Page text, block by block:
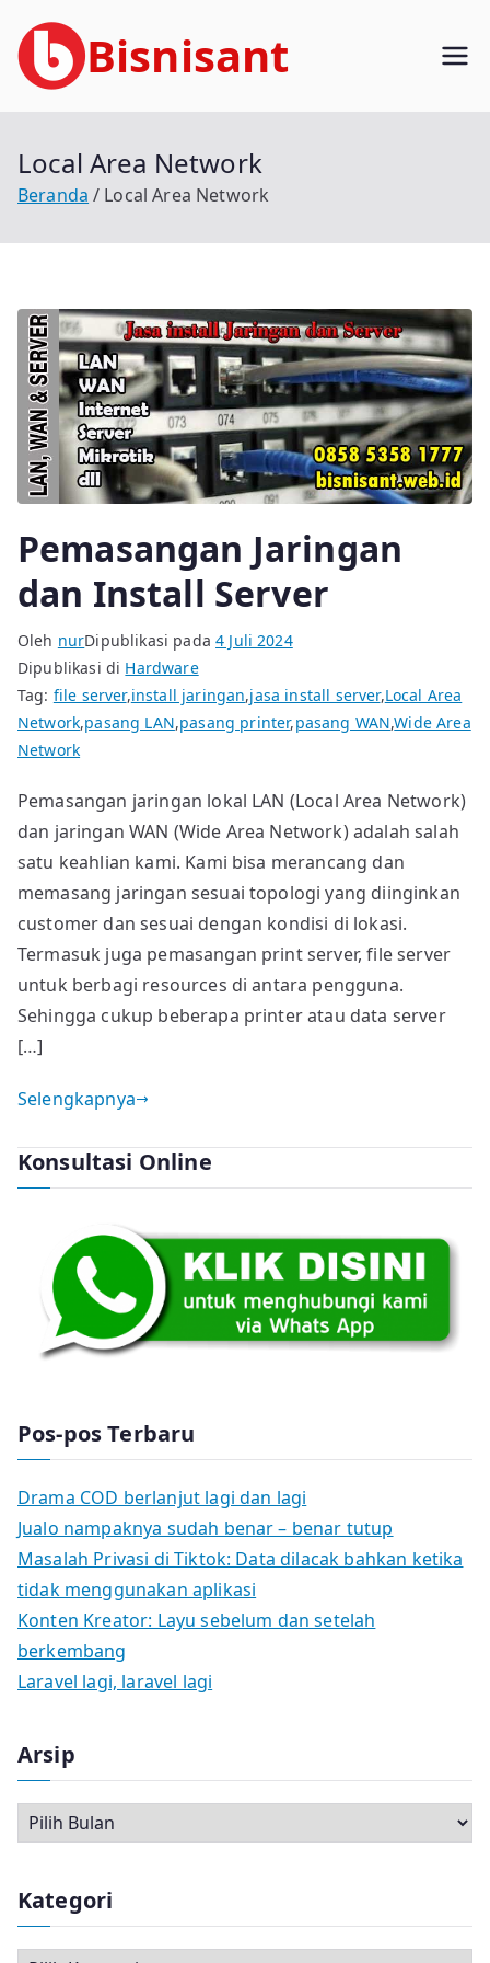
ke
konten
Bisnisant
Local Area Network
Beranda Local Area Network
Pemasangan Jaringan
dan Install Server
Oleh nurDipublikasi pada4 Juli 2024
Dipublikasi di Hardware
Tag: file server,install jaringan,jasa install server,Local Area
Network,pasang LAN,pasang printer,pasang WAN,Wide Area
Network
Pemasangan jaringan lokal LAN (Local Area Network)
dan jaringan WAN (Wide Area Network) adalah salah
satu keahlian kami. Kami bisa merancang dan
memasang jaringan sesuai topologi yang diinginkan
customer dan sesuai dengan kondisi di lokasi.
Termasuk juga pemasangan print server, file server
untuk berbagi resources di antara pengguna.
Sehingga cukup beberapa printer atau data server
[…]
Selengkapnya
Konsultasi Online
Pos-pos Terbaru
Drama COD berlanjut lagi dan lagi
Jualo nampaknya sudah benar – benar tutup
Masalah Privasi di Tiktok: Data dilacak bahkan ketika
tidak menggunakan aplikasi
Konten Kreator: Layu sebelum dan setelah
berkembang
Laravel lagi, laravel lagi
Arsip
r
iKategori